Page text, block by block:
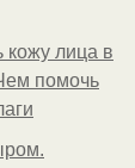
лица в
помочь